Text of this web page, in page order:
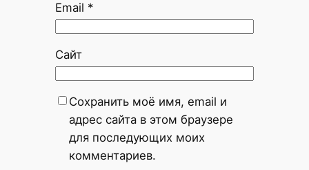
Email *
Сайт
Сохранить моё имя, email и
адрес сайта в этом браузере
для последующих моих
комментариев.